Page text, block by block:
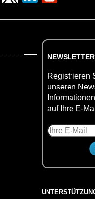
NEWSLETTER
Registrieren
unseren
auf Ihre E-